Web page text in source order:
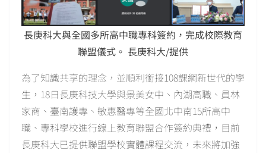
長庚科大與全國多所高中職專科簽約，完成校際教育
聯盟儀式。 長庚科大/提供
為了知識共享的理念，並順利銜接108課綱新世代的學
生，18日長庚科技大學與景美女中、內湖高職、員林
家商、臺南護專、敏惠醫專等全國北中南15所高中
職、專科學校進行線上教育聯盟合作簽約典禮，目前
長庚科大已提供聯盟學校實體課程交流，未來將加強